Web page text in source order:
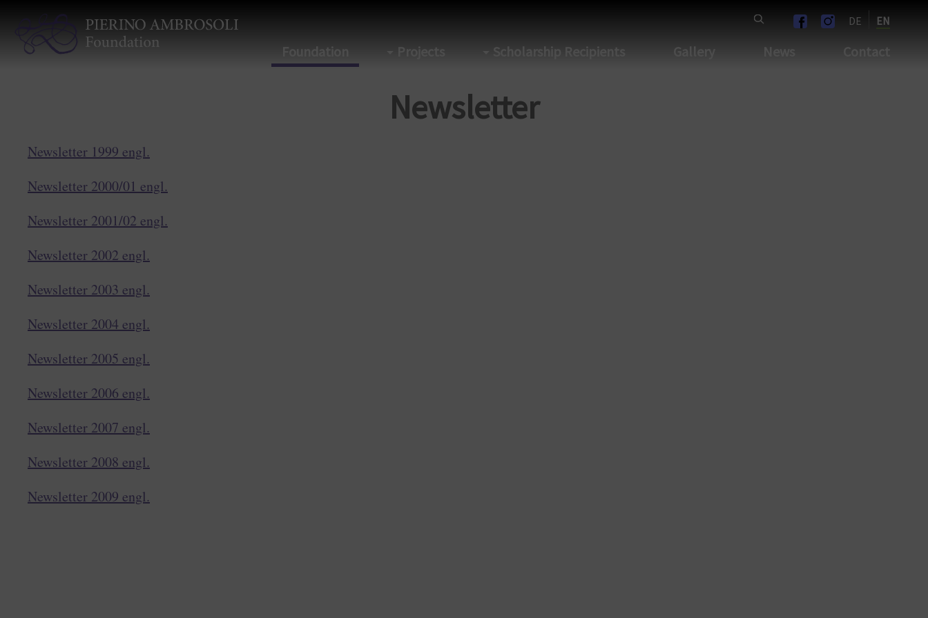
DE EN
Foundation Projects Scholarship Recipients Gallery News Contact
Newsletter
Newsletter 1999 engl.
Newsletter 2000/01 engl.
Newsletter 2001/02 engl.
Newsletter 2002 engl.
Newsletter 2003 engl.
Newsletter 2004 engl.
Newsletter 2005 engl.
Newsletter 2006 engl.
Newsletter 2007 engl.
Newsletter 2008 engl.
Newsletter 2009 engl.